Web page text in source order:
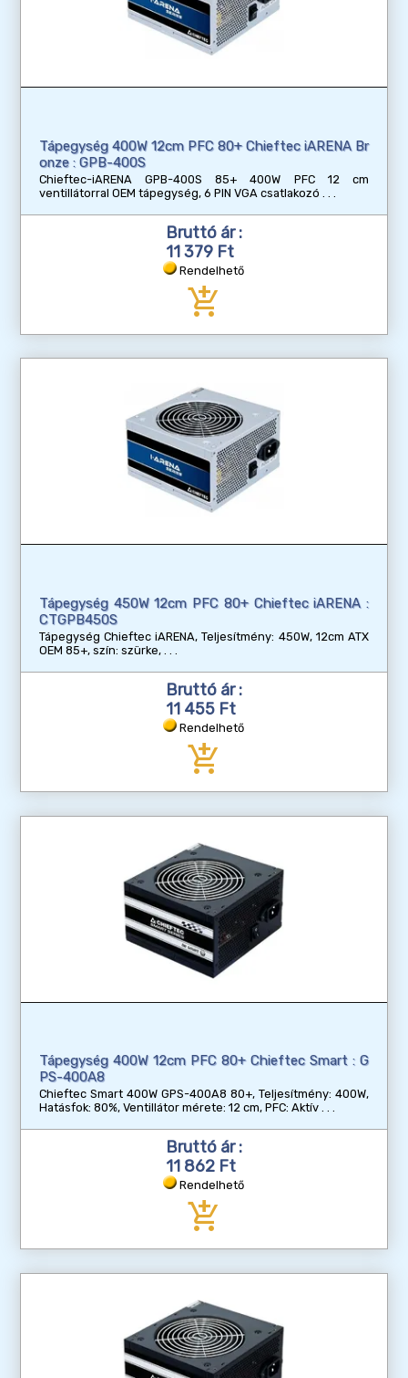
Tápegység 400W 12cm PFC 80+ Chieftec iARENA Br
onze : GPB-400S
Chieftec-iARENA GPB-400S 85+ 400W PFC 12 cm
ventillátorral OEM tápegység, 6 PIN VGA csatlakozó
Bruttó ár :
11 379 Ft
Rendelhető
add_shopping_cart
Tápegység 450W 12cm PFC 80+ Chieftec iARENA :
CTGPB450S
Tápegység Chieftec iARENA, Teljesítmény: 450W, 12cm ATX
OEM 85+, szín: szürke,
Bruttó ár :
11 455 Ft
Rendelhető
add_shopping_cart
Tápegység 400W 12cm PFC 80+ Chieftec Smart : G
PS-400A8
Chieftec Smart 400W GPS-400A8 80+, Teljesítmény: 400W,
Hatásfok: 80%, Ventillátor mérete: 12 cm, PFC: Aktív
Bruttó ár :
11 862 Ft
Rendelhető
add_shopping_cart